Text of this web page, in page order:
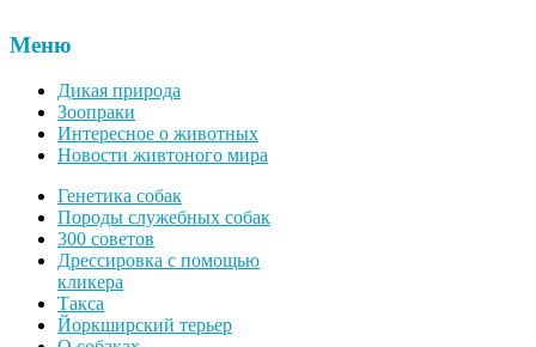
Меню
Дикая природа
Зоопраки
Интересное о животных
Новости живтоного мира
Генетика собак
Породы служебных собак
300 советов
Дрессировка с помощью
кликера
Такса
Йоркширский терьер